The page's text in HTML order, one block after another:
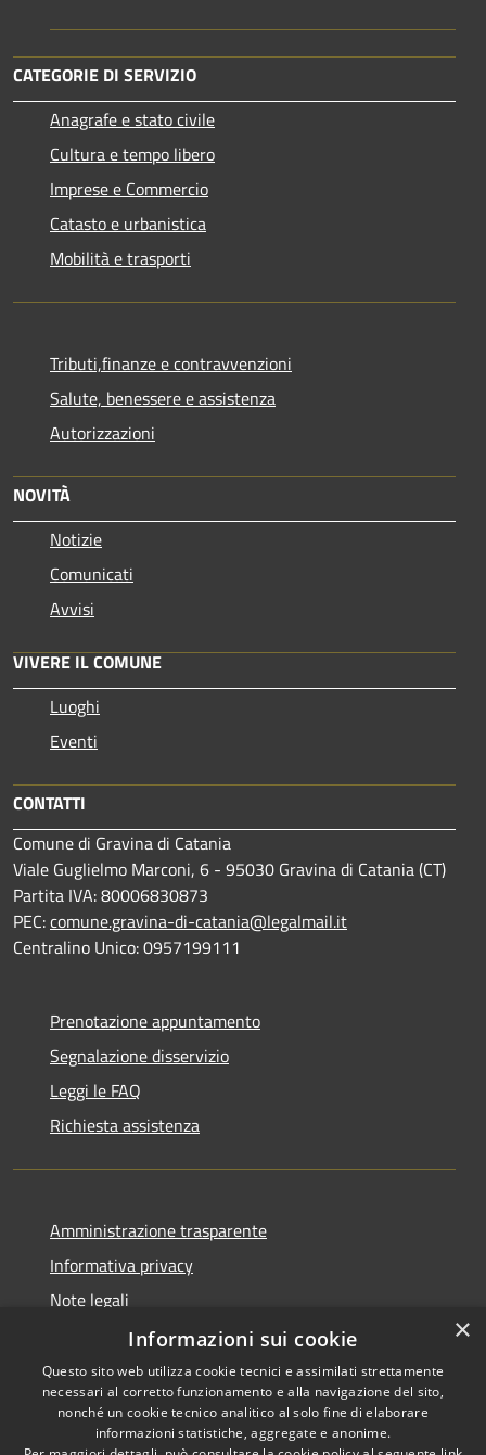
CATEGORIE DI SERVIZIO
Anagrafe e stato civile
Cultura e tempo libero
Imprese e Commercio
Catasto e urbanistica
Mobilità e trasporti
Tributi,finanze e contravvenzioni
Salute, benessere e assistenza
Autorizzazioni
NOVITÀ
Notizie
Comunicati
Avvisi
VIVERE IL COMUNE
Luoghi
Eventi
CONTATTI
Comune di Gravina di Catania
Viale Guglielmo Marconi, 6 - 95030 Gravina di Catania (CT)
Partita IVA: 80006830873
PEC:comune.gravina-di-catania@legalmail.it
Centralino Unico: 0957199111
Prenotazione appuntamento
Segnalazione disservizio
Leggi le FAQ
Richiesta assistenza
Amministrazione trasparente
Informativa privacy
Note legali
Dichiarazione di accessibilità
RSS Copyright © 2026 • Comune di
×
Informazioni sui cookie
Questo sito web utilizza cookie tecnici e assimilati strettamente
necessari al corretto funzionamento e alla navigazione del sito,
nonché un cookie tecnico analitico al solo fine di elaborare
informazioni statistiche, aggregate e anonime.